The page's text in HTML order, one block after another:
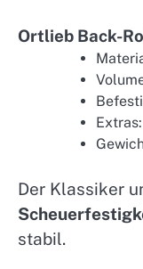
Ortlieb Back-
Der Klassiker
stabil.